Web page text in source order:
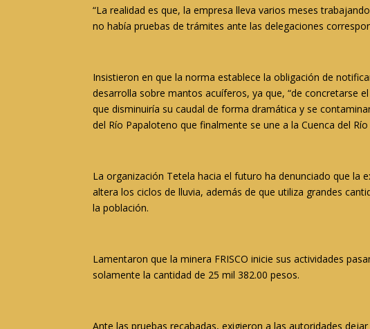
“La realidad es que, la empresa lleva varios meses
no había pruebas de trámites ante las delegaciones
Insistieron en que la norma establece la obligación de
desarrolla sobre mantos acuíferos, ya que, “de concretarse
que disminuiría su caudal de forma dramática y se
del Río Papaloteno que finalmente se une a la Cuenca del
La organización Tetela hacia el futuro ha denunciado que la
altera los ciclos de lluvia, además de que utiliza grandes
la población.
Lamentaron que la minera FRISCO inicie sus actividades
solamente la cantidad de 25 mil 382.00 pesos.
Ante las pruebas recabadas, exigieron a las autoridades